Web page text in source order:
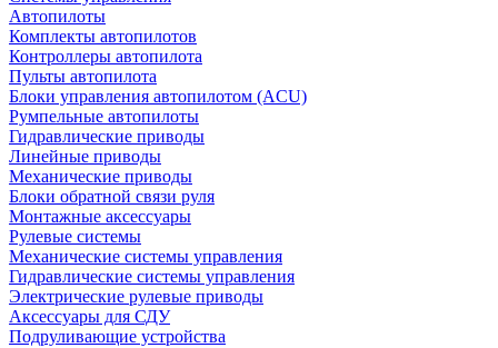
Автопилоты
Комплекты автопилотов
Контроллеры автопилота
Пульты автопилота
Блоки управления автопилотом (ACU)
Румпельные автопилоты
Гидравлические приводы
Линейные приводы
Механические приводы
Блоки обратной связи руля
Монтажные аксессуары
Рулевые системы
Механические системы управления
Гидравлические системы управления
Электрические рулевые приводы
Аксессуары для СДУ
Подруливающие устройства